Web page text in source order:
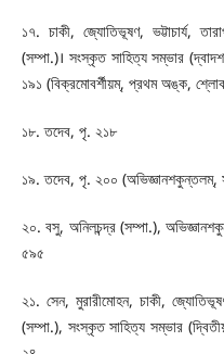
১৭. চাকী, জ্যোতিভূষণ, ভট্টাচার্য,
(সম্পা.)। সংস্কৃত সাহিত্য সম্ভার
১৯১ (বিক্রমোবর্শীয়ম্, প্রথম অঙ্ক,
১৮. তদেব, পৃ. ২১৮
১৯. তদেব, পৃ. ২০০
২০. বসু, অনিলচন্দ্র (সম্পা.),
৫৯৫
২১. সেন, মুরারীমোহন, চাকী,
(সম্পা.), সংস্কৃত সাহিত্য সম্ভার